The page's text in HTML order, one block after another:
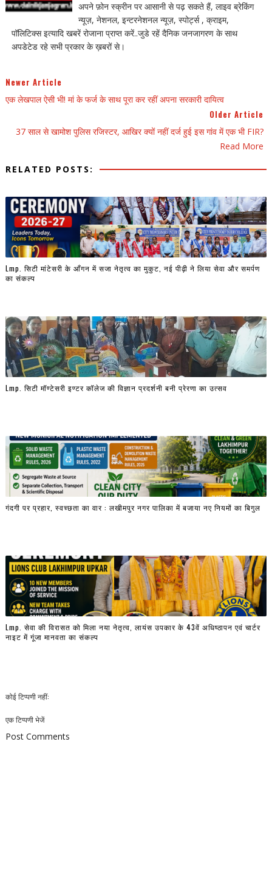
अपने फ़ोन स्क्रीन पर आसानी से पढ़ सकते हैं, लाइव ब्रेकिंग
न्यूज़, नेशनल, इन्टरनेशनल न्यूज़, स्पोर्ट्स , क्राइम,
पॉलिटिक्स इत्यादि खबरें रोजाना प्राप्त करें..जुडे रहें दैनिक जनजागरण के साथ
अपडेटेड रहे सभी प्रकार के ख़बरों से।
Newer Article
एक लेखपाल ऐसी भी! मां के फर्ज के साथ पूरा कर रहीं अपना सरकारी दायित्व
Older Article
37 साल से खामोश पुलिस रजिस्टर, आखिर क्यों नहीं दर्ज हुई इस गांव में एक भी FIR?
Read More
RELATED POSTS:
Lmp. सिटी मांटेसरी के आँगन में सजा नेतृत्व का मुकुट, नई पीढ़ी ने लिया सेवा और समर्पण
का संकल्प
Lmp. सिटी मॉण्टेसरी इण्टर कॉलेज की विज्ञान प्रदर्शनी बनी प्रेरणा का उत्सव
गंदगी पर प्रहार, स्वच्छता का वार : लखीमपुर नगर पालिका में बजाया नए नियमों का बिगुल
Lmp. सेवा की विरासत को मिला नया नेतृत्व, लायंस उपकार के 43वें अधिष्ठापन एवं चार्टर
नाइट में गूंजा मानवता का संकल्प
कोई टिप्पणी नहीं:
एक टिप्पणी भेजें
Post Comments